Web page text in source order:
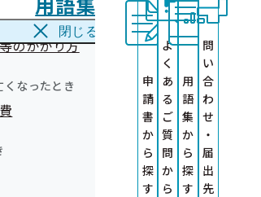
のかかり方
くなったとき
閉じる
申
請
書
か
ら
探
す
よ
く
あ
る
ご
質
問
か
ら
用
語
集
か
ら
探
す
問
い
合
わ
せ
・
届
出
先